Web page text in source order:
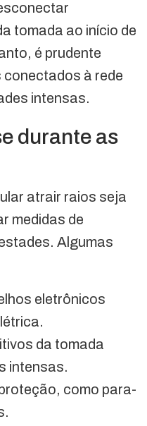
tomada ao início de
é prudente
conectados à rede
intensas.
durante as
atrair raios seja
medidas de
Algumas
eletrônicos
da tomada
intensas.
como para-